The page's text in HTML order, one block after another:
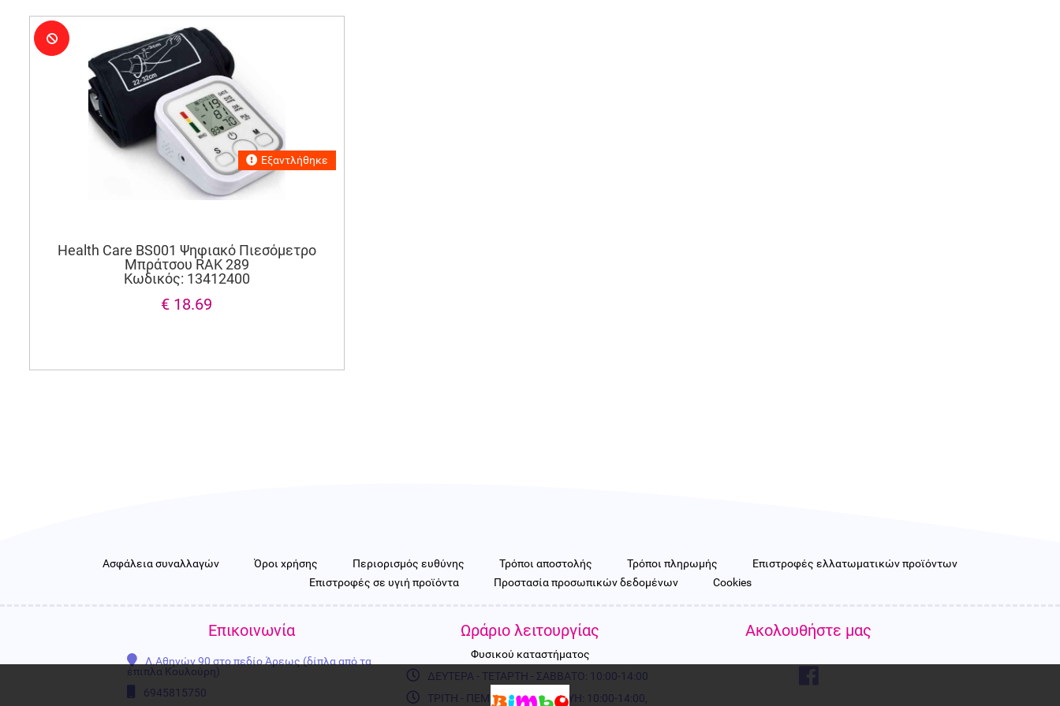
Εξαντλήθηκε
Health Care BS001 Ψηφιακό Πιεσόμετρο
Μπράτσου RAK 289
Κωδικός: 13412400
€ 18.69
Ασφάλεια συναλλαγών Όροι χρήσης Περιορισμός ευθύνης Τρόποι αποστολής Τρόποι πληρωμής
Επιστροφές ελλατωματικών προϊόντων
Επιστροφές σε υγιή προϊόντα
Προστασία προσωπικών δεδομένων Cookies
Επικοινωνία
Λ.Αθηνών 90 στο πεδίο Άρεως (δίπλα από τα
έπιπλα Κουλούρη)
6945815750
Ωράριο λειτουργίας
Φυσικού καταστήματος
ΔΕΥΤΕΡΑ - ΤΕΤΑΡΤΗ - ΣΑΒΒΑΤΟ: 10:00-14:00
ΤΡΙΤΗ - ΠΕΜΠΤΗ - ΠΑΡΑΣΚΕΥΗ: 10:00-14:00,
Ακολουθήστε μας